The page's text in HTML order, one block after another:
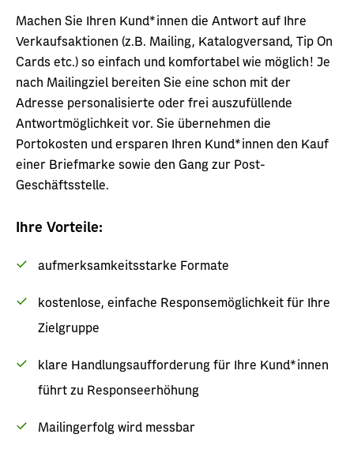
Machen Sie Ihren Kund*innen die Antwort auf Ihre
Verkaufsaktionen (z.B. Mailing, Katalogversand, Tip On
Cards etc.) so einfach und komfortabel wie möglich! Je
nach Mailingziel bereiten Sie eine schon mit der
Adresse personalisierte oder frei auszufüllende
Antwortmöglichkeit vor. Sie übernehmen die
Portokosten und ersparen Ihren Kund*innen den Kauf
einer Briefmarke sowie den Gang zur Post-
Geschäftsstelle.
Ihre Vorteile:
aufmerksamkeitsstarke Formate
kostenlose, einfache Responsemöglichkeit für Ihre
Zielgruppe
klare Handlungsaufforderung für Ihre Kund*innen
führt zu Responseerhöhung
Mailingerfolg wird messbar